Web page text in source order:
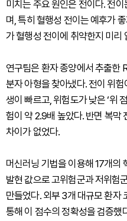
미치는 주요 원인은 전이다. 전
며, 특히 혈행성 전이는 예후가
가 혈행성 전이에 취약한지 미리
연구팀은 환자 종양에서 추출한
분자 아형을 찾아냈다. 전이 위험
생이 빠르고, 위험도가 낮은 ‘위
험이 약 2.9배 높았다. 반면 복막
차이가 없었다.
머신러닝 기법을 이용해 17개의
발현 값으로 고위험군과 저위험
만들었다. 외부 3개 대규모 환자
통해 이 점수의 정확성을 검증했